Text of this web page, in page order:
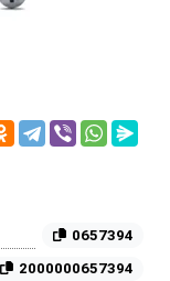
0657394
2000000657394